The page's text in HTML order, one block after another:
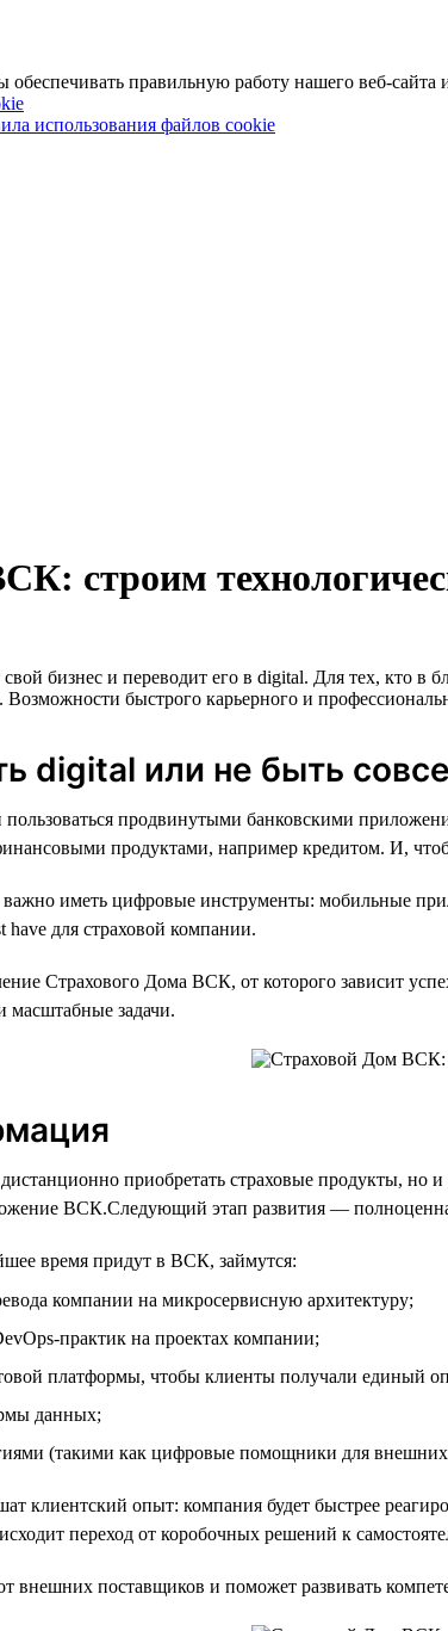
правильную работу нашего веб-сайта
использования файлов cookie
строим
свой бизнес и переводит его в digital. Для тех,
быстрого карьерного и
digital или не быть
продвинутыми банковскими
продуктами, например кредитом. И,
иметь цифровые инструменты: мобильные
для страховой компании.
Страхового Дома ВСК, от которого зависит
масштабные задачи.
приобретать страховые продукты, но
ВСК.Следующий этап развития —
время придут в ВСК, займутся:
компании на микросервисную архитектуру;
практик на проектах компании;
платформы, чтобы клиенты получали единый
данных;
(такими как цифровые помощники для
клиентский опыт: компания будет быстрее
переход от коробочных решений к
внешних поставщиков и поможет развивать